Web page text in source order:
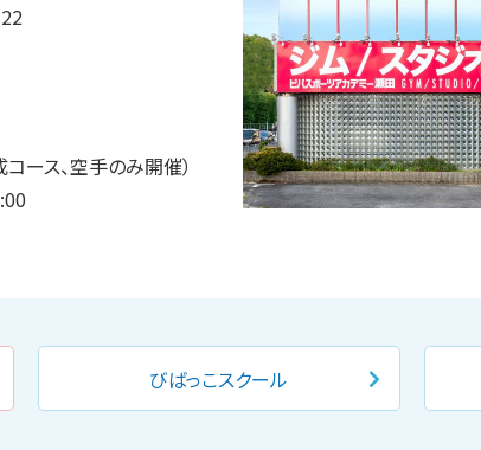
ース、空手のみ開催）
びばっこスクール